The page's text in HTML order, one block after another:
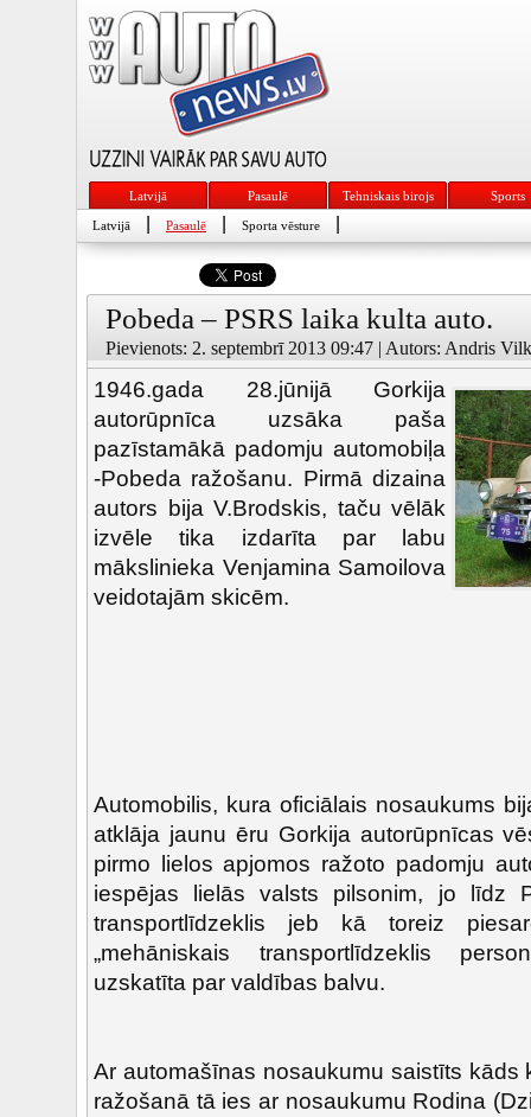
Latvijā Pasaulē Tehniskais birojs Sports
Latvijā Pasaulē Sporta vēsture
Pobeda – PSRS laika kulta auto.
Pievienots: 2. septembrī 2013 09:47 | Autors: Andris
1946.gada 28.jūnijā Gorkija
autorūpnīca uzsāka paša
pazīstamākā padomju automobiļa
-Pobeda ražošanu. Pirmā dizaina
autors bija V.Brodskis, taču vēlāk
izvēle tika izdarīta par labu
mākslinieka Venjamina Samoilova
veidotajām skicēm.
Automobilis, kura oficiālais nosaukums
atklāja jaunu ēru Gorkija autorūpnīcas
pirmo lielos apjomos ražoto padomju
iespējas lielās valsts pilsonim, jo līdz
transportlīdzeklis jeb kā toreiz
„mehāniskais transportlīdzeklis
uzskatīta par valdības balvu.
Ar automašīnas nosaukumu saistīts kāds
ražošanā tā ies ar nosaukumu Rodina